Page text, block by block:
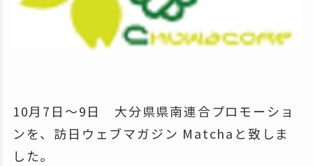
10月7日〜9日 大分県県南連合プロモーショ
ンを、訪日ウェブマガジン Matchaと致しま
した。